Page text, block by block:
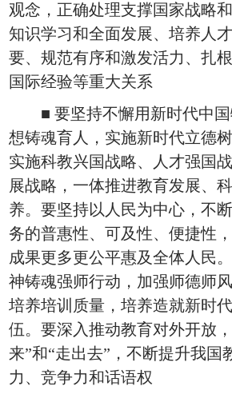
观念，正确处理支撑国家战略
知识学习和全面发展、培养人
要、规范有序和激发活力、扎
国际经验等重大关系
■ 要坚持不懈用新时代中国
想铸魂育人，实施新时代立德
实施科教兴国战略、人才强国
展战略，一体推进教育发展、
养。要坚持以人民为中心，不
务的普惠性、可及性、便捷性
成果更多更公平惠及全体人民
神铸魂强师行动，加强师德师
培养培训质量，培养造就新时
伍。要深入推动教育对外开放
来”和“走出去”，不断提升我国
力、竞争力和话语权